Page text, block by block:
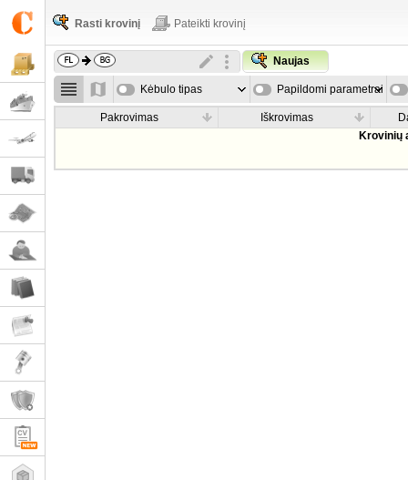
Rasti krovinį Pateikti krovinį
Naujas
Kėbulo tipas Papildomi parametrai
Pakrovimas Iškrovimas
Krovinių